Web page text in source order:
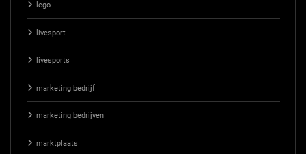
lego
livesport
livesports
marketing bedrijf
marketing bedrijven
marktplaats